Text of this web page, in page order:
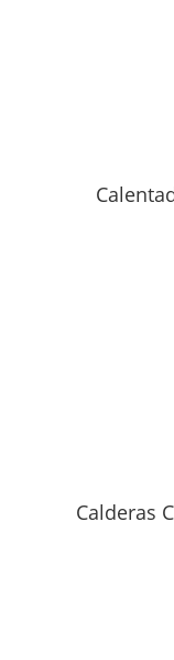
Calderas